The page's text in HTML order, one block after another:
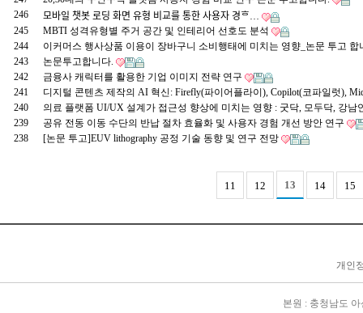
246
모바일 챗봇 로딩 화면 유형 비교를 통한 사용자 경ᄒ…
245
MBTI 성격유형별 주거 공간 및 인테리어 선호도 분석
244
이커머스 행사상품 이용이 장바구니 소비행태에 미치는 영향_논문 투고
243
논문투고합니다.
242
금융사 캐릭터를 활용한 기업 이미지 전략 연구
241
디지털 콘텐츠 제작의 AI 혁신: Firefly(파이어플라이), Copilot(코파일럿),
240
의료 플랫폼 UI/UX 설계가 접근성 향상에 미치는 영향 : 굿닥, 모두닥, 강남
239
공유 전동 이동 수단의 반납 절차 효율화 및 사용자 경험 개선 방안 연구
238
[논문 투고]EUV lithography 공정 기술 동향 및 연구 전망
11 12 13 14 15
개인
본원 : 충청남도